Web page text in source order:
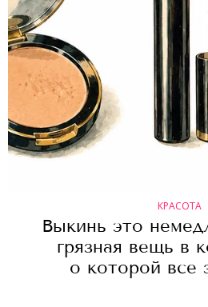
КРАСОТА
Выкинь это
грязная вещь в
о которой все